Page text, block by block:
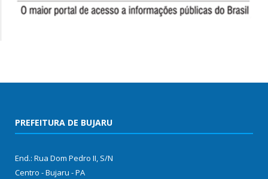
PREFEITURA DE BUJARU
End.: Rua Dom Pedro II, S/N
Centro - Bujaru - PA